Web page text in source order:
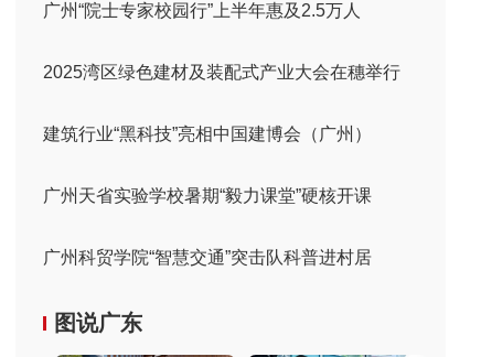
广州“院士专家校园行”上半年惠及2.5万人
2025湾区绿色建材及装配式产业大会在穗举行
建筑行业“黑科技”亮相中国建博会（广州）
广州天省实验学校暑期“毅力课堂”硬核开课
广州科贸学院“智慧交通”突击队科普进村居
图说广东